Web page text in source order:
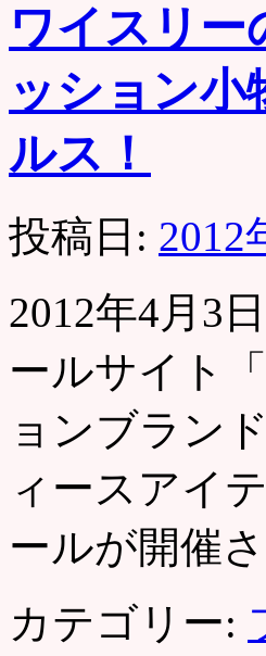
ワイスリー
ッション小
ルス！
投稿日: 2012
2012年4月3
ールサイト
ョンブラン
ィースアイ
ールが開催
カテゴリー: